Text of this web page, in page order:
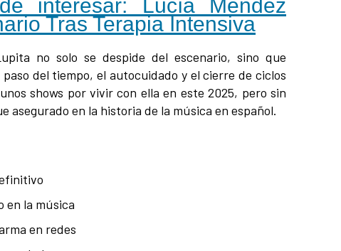
interesar: Lucía Méndez
Tras Terapia Intensiva
no solo se despide del escenario, sino que
del tiempo, el autocuidado y el cierre de ciclos
shows por vivir con ella en este 2025, pero sin
asegurado en la historia de la música en español.
en la música
en redes